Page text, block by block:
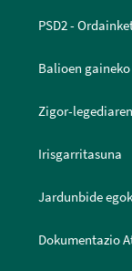
PSD2 -
Balioen
Zigor-
Irisgarritasuna
Jardunbide
Dokumentazio